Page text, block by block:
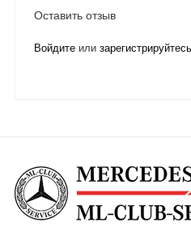
Оставить отзыв
Войдитеили зарегистрируйтесь